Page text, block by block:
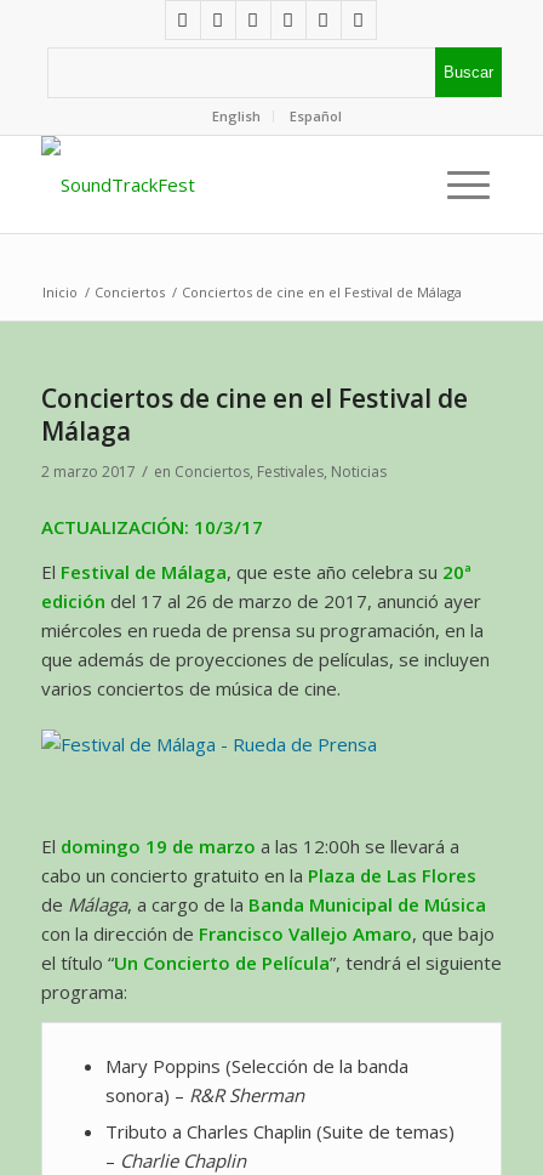
English Español
Inicio / Conciertos / Conciertos de cine en el Festival de Málaga
Conciertos de cine en el Festival de
Málaga
2 marzo 2017 / en Conciertos, Festivales, Noticias
ACTUALIZACIÓN: 10/3/17
El Festival de Málaga, que este año celebra su 20ª
edición del 17 al 26 de marzo de 2017, anunció ayer
miércoles en rueda de prensa su programación, en la
que además de proyecciones de películas, se incluyen
varios conciertos de música de cine.
El domingo 19 de marzo a las 12:00h se llevará a
cabo un concierto gratuito en la Plaza de Las Flores
de Málaga, a cargo de la Banda Municipal de Música
con la dirección de Francisco Vallejo Amaro, que bajo
el título “Un Concierto de Película”, tendrá el siguiente
programa:
Mary Poppins (Selección de la banda
sonora) – R&R Sherman
Tributo a Charles Chaplin (Suite de temas)
– Charlie Chaplin